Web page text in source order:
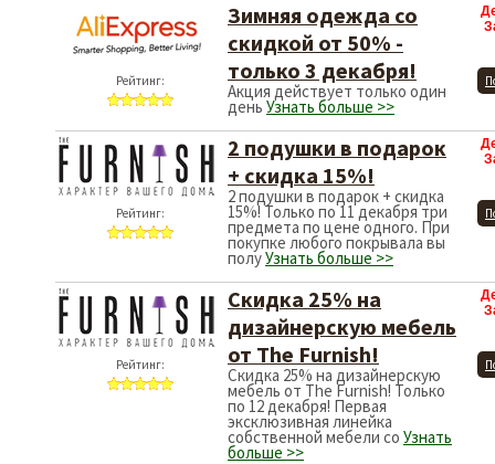
Рейтинг:
Зимняя одежда со
скидкой от 50% -
только 3 декабря!
Акция действует только один
день Узнать больше >>
Рейтинг:
2 подушки в подарок
+ скидка 15%!
2 подушки в подарок + скидка
15%! Только по 11 декабря три
предмета по цене одного. При
покупке любого покрывала вы
полуУзнать больше >>
Рейтинг:
Скидка 25% на
дизайнерскую мебель
от The Furnish!
Скидка 25% на дизайнерскую
мебель от The Furnish! Только
по 12 декабря! Первая
эксклюзивная линейка
собственной мебели со Узнать
больше >>